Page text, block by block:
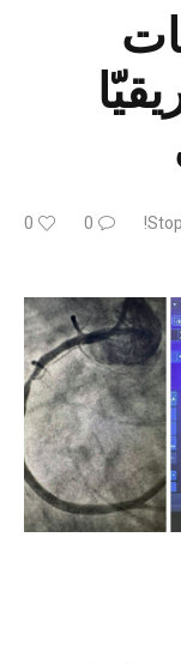
Stop!
0
0